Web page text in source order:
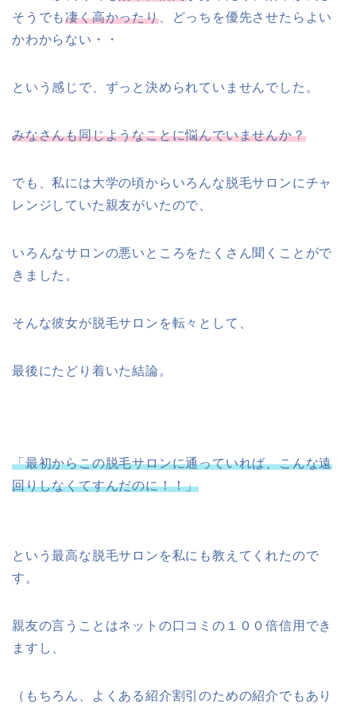
そうでも凄く高かったり、どっちを優先させたらよい
かわからない・・
という感じで、ずっと決められていませんでした。
みなさんも同じようなことに悩んでいませんか？
でも、私には大学の頃からいろんな脱毛サロンにチャ
レンジしていた親友がいたので、
いろんなサロンの悪いところをたくさん聞くことがで
きました。
そんな彼女が脱毛サロンを転々として、
最後にたどり着いた結論。
「最初からこの脱毛サロンに通っていれば、こんな遠
回りしなくてすんだのに！！」
という最高な脱毛サロンを私にも教えてくれたので
す。
親友の言うことはネットの口コミの１００倍信用でき
ますし、
（もちろん、よくある紹介割引のための紹介でもあり